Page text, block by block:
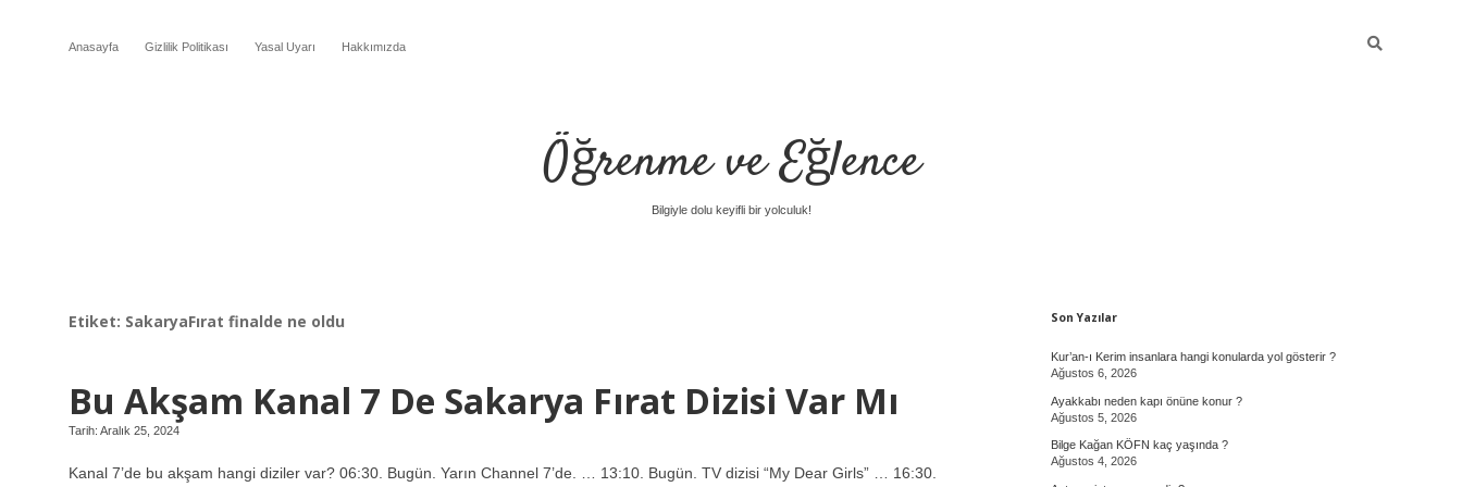
Anasayfa Gizlilik Politikası Yasal Uyarı Hakkımızda
Öğrenme ve Eğlence
Bilgiyle dolu keyifli bir yolculuk!
Etiket: SakaryaFırat finalde ne oldu
Bu Akşam Kanal 7 De Sakarya Fırat Dizisi Var Mı
Tarih: Aralık 25, 2024
Kanal 7’de bu akşam hangi diziler var? 06:30. Bugün. Yarın Channel 7’de. … 13:10. Bugün. TV dizisi “My Dear Girls” … 16:30.
Sidebar
Son Yazılar
Kur’an-ı Kerim insanlara hangi konularda yol gösterir ?
Ağustos 6, 2026
Ayakkabı neden kapı önüne konur ?
Ağustos 5, 2026
Bilge Kağan KÖFN kaç yaşında ?
Ağustos 4, 2026